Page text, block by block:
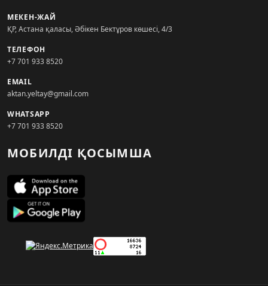
МЕКЕН-ЖАЙ
ҚР, Астана қаласы, Әбікен Бектұров көшесі, 4/3
ТЕЛЕФОН
+7 701 933 8520
EMAIL
aktan.yeltay@gmail.com
WHATSAPP
+7 701 933 8520
МОБИЛДІ ҚОСЫМША